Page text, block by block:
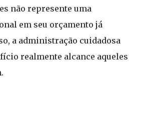
não represente uma
em seu orçamento já
a administração cuidadosa
realmente alcance aqueles